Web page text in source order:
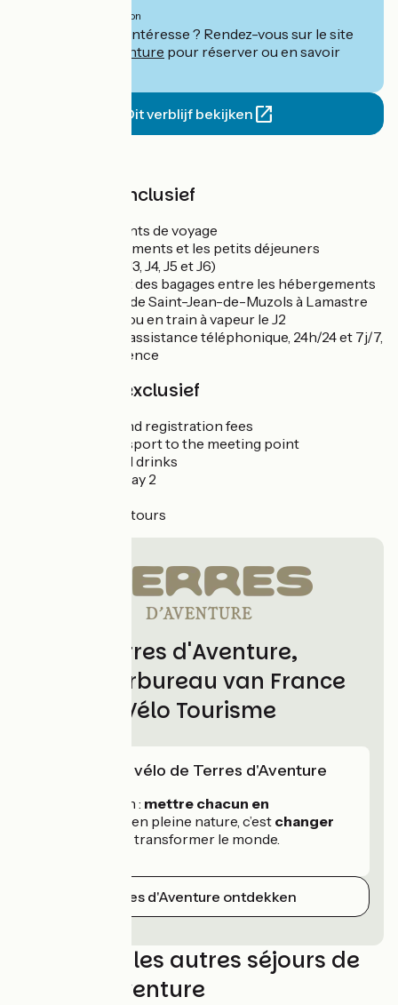
per persoon
Ce séjour vous intéresse ? Rendez-vous sur le site
Terres d'Aventure pour réserver ou en savoir
Dit verblijf bekijken
De prijs is inclusief
Les documents de voyage
Les hébergements et les petits déjeuners
5 dîners (J1, J3, J4, J5 et J6)
Le transport des bagages entre les hébergements
Le transfert de Saint-Jean-de-Muzols à Lamastre
en véhicule ou en train à vapeur le J2
Le service d’assistance téléphonique, 24h/24 et 7j/7,
en cas d’urgence
De prijs is exclusief
Insurance and registration fees
Return transport to the meeting point
Lunches and drinks
Dinner on Day 2
Sightseeing tours
Terres d'Aventure,
partnerbureau van France
Vélo Tourisme
L'expertise vélo de Terres d'Aventure
Notre mission : mettre chacun en
en pleine nature, c’est changer
et transformer le monde.
Terres d'Aventure ontdekken
Découvrez les autres séjours de
Terres d'Aventure